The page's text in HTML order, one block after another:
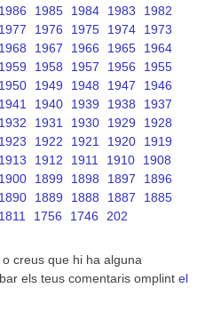
1986 1985 1984 1983
1982
1977 1976 1975 1974
1973
1968 1967 1966 1965
1964
1959 1958 1957 1956
1955
1950 1949 1948 1947
1946
1941 1940 1939 1938
1937
1932 1931 1930 1929
1928
1923 1922 1921 1920
1919
1913 1912 1911 1910
1908
1900 1899 1898 1897
1896
1890 1889 1888 1887
1885
1811 1756 1746 202
creus que hi ha alguna
els teus comentaris omplint el